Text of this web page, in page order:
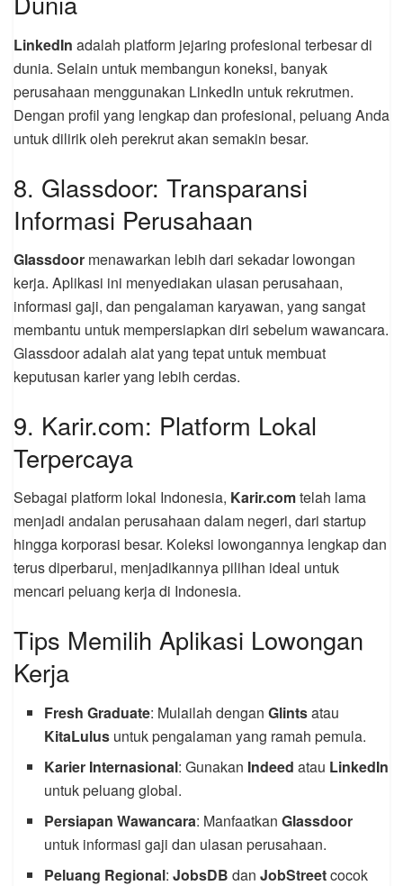
LinkedIn adalah platform jejaring profesional terbesar di
dunia. Selain untuk membangun koneksi, banyak
perusahaan menggunakan LinkedIn untuk rekrutmen.
Dengan profil yang lengkap dan profesional, peluang Anda
untuk dilirik oleh perekrut akan semakin besar.
8. Glassdoor: Transparansi
Informasi Perusahaan
Glassdoor menawarkan lebih dari sekadar lowongan
kerja. Aplikasi ini menyediakan ulasan perusahaan,
informasi gaji, dan pengalaman karyawan, yang sangat
membantu untuk mempersiapkan diri sebelum wawancara.
Glassdoor adalah alat yang tepat untuk membuat
keputusan karier yang lebih cerdas.
9. Karir.com: Platform Lokal
Terpercaya
Sebagai platform lokal Indonesia, Karir.comtelah lama
menjadi andalan perusahaan dalam negeri, dari startup
hingga korporasi besar. Koleksi lowongannya lengkap dan
terus diperbarui, menjadikannya pilihan ideal untuk
mencari peluang kerja di Indonesia.
Tips Memilih Aplikasi Lowongan
Kerja
Fresh Graduate: Mulailah denganGlintsatau
KitaLulus untuk pengalaman yang ramah pemula.
Karier Internasional: Gunakan Indeed atau LinkedIn
untuk peluang global.
Persiapan Wawancara: ManfaatkanGlassdoor
untuk informasi gaji dan ulasan perusahaan.
Peluang Regional:JobsDB danJobStreetcocok